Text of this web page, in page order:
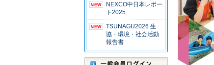
NEXCO中日本レポー
ト2025
TSUNAGU2026 生
協・環境・社会活動
報告書